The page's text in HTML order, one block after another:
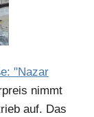
"Nazar
nimmt
auf. Das